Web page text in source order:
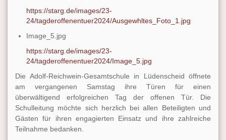
https://starg.de/images/23-
24/tagderoffenentuer2024/Ausgewhltes_Foto_1.jpg
Image_5.jpg
https://starg.de/images/23-
24/tagderoffenentuer2024/Image_5.jpg
Die Adolf-Reichwein-Gesamtschule in Lüdenscheid öffnete
am vergangenen Samstag ihre Türen für einen
überwältigend erfolgreichen Tag der offenen Tür. Die
Schulleitung möchte sich herzlich bei allen Beteiligten und
Gästen für ihren engagierten Einsatz und ihre zahlreiche
Teilnahme bedanken.